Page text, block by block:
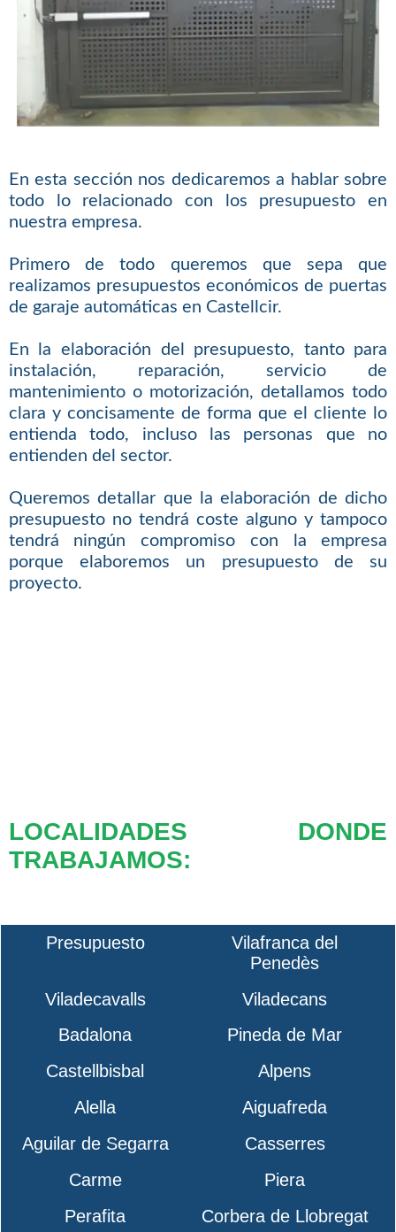
En esta sección nos dedicaremos a hablar sobre
todo lo relacionado con los presupuesto en
nuestra empresa.
Primero de todo queremos que sepa que
realizamos presupuestos económicos de puertas
de garaje automáticas en Castellcir.
En la elaboración del presupuesto, tanto para
instalación, reparación, servicio de
mantenimiento o motorización, detallamos todo
clara y concisamente de forma que el cliente lo
entienda todo, incluso las personas que no
entienden del sector.
Queremos detallar que la elaboración de dicho
presupuesto no tendrá coste alguno y tampoco
tendrá ningún compromiso con la empresa
porque elaboremos un presupuesto de su
proyecto.
LOCALIDADES DONDE
TRABAJAMOS:
Presupuesto
Vilafranca del
Penedès
Viladecavalls
Viladecans
Badalona
Pineda de Mar
Castellbisbal
Alpens
Alella
Aiguafreda
Aguilar de Segarra
Casserres
Carme
Piera
Perafita
Corbera de Llobregat